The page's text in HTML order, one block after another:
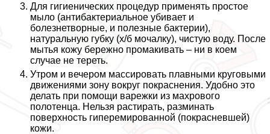
Для гигиенических процедур применять простое
мыло (антибактериальное убивает и
болезнетворные, и полезные бактерии),
натуральную губку (х/б мочалку), чистую воду. После
мытья кожу бережно промакивать – ни в коем
случае не тереть.
Утром и вечером массировать плавными круговыми
движениями зону вокруг покраснения. Удобно это
делать при помощи варежки из махрового
полотенца. Нельзя растирать, разминать
поверхность гиперемированной (покрасневшей)
кожи.